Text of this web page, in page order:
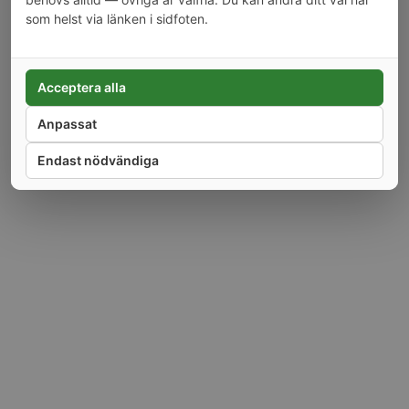
Alla priser är inkl moms.
som helst via länken i sidfoten.
Endast nödvändiga
Anpassat
Acceptera alla